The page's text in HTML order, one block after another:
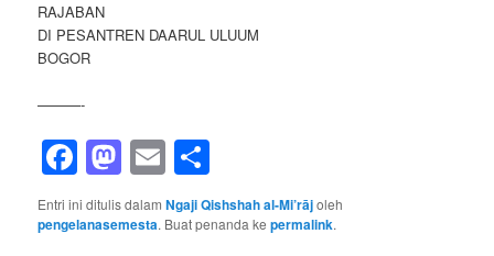
RAJABAN
DI PESANTREN DAARUL ULUUM
BOGOR
———-
Facebook
Mastodon
Email
Entri ini ditulis dalamNgaji Qishshah al-Mi’rājoleh
pengelanasemesta. Buat penanda kepermalink.